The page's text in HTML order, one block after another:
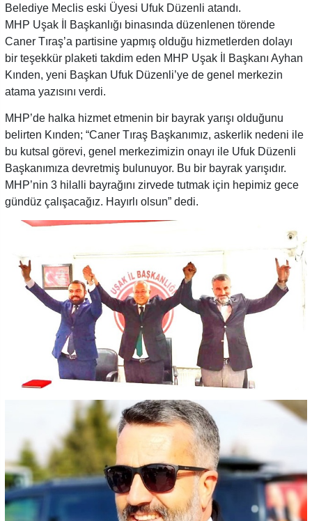
Belediye Meclis eski Üyesi Ufuk Düzenli atandı.
MHP Uşak İl Başkanlığı binasında düzenlenen törende
Caner Tıraş’a partisine yapmış olduğu hizmetlerden dolayı
bir teşekkür plaketi takdim eden MHP Uşak İl Başkanı Ayhan
Kınden, yeni Başkan Ufuk Düzenli’ye de genel merkezin
atama yazısını verdi.
MHP’de halka hizmet etmenin bir bayrak yarışı olduğunu
belirten Kınden; “Caner Tıraş Başkanımız, askerlik nedeni ile
bu kutsal görevi, genel merkezimizin onayı ile Ufuk Düzenli
Başkanımıza devretmiş bulunuyor. Bu bir bayrak yarışıdır.
MHP’nin 3 hilalli bayrağını zirvede tutmak için hepimiz gece
gündüz çalışacağız. Hayırlı olsun” dedi.